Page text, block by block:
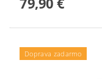
Doprava zadarmo